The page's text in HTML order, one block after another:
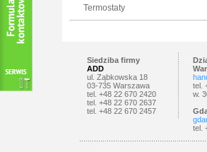
Termostaty
Siedziba firmy
ADD
ul. Ząbkowska 18
03-735 Warszawa
tel. +48 22 670 2420
tel. +48 22 670 2637
tel. +48 22 670 2457
tel.
w.
tel.